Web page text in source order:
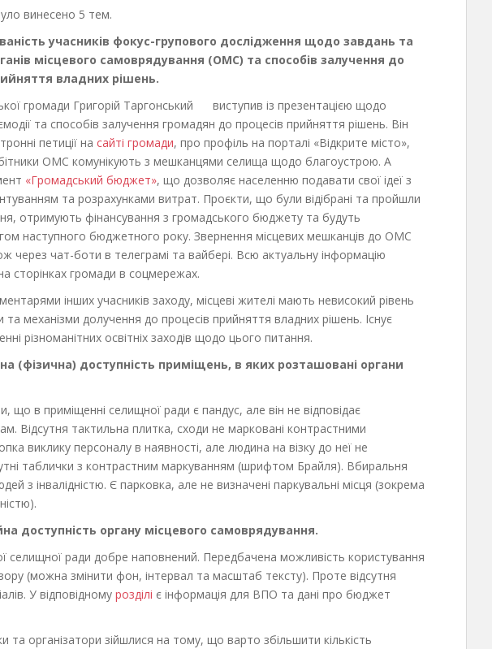
винесено 5 тем.
учасників фокус-групового дослідження щодо завдань та
місцевого самоврядування (ОМС) та способів залучення до
владних рішень.
громади Григорій Таргонський виступив із презентацією щодо
та способів залучення громадян до процесів прийняття рішень. Він
петиції на сайті громади, про профіль на порталі «Відкрите місто»,
ОМС комунікують з мешканцями селища щодо благоустрою. А
«Громадський бюджет», що дозволяє населенню подавати свої ідеї з
та розрахунками витрат. Проєкти, що були відібрані та пройшли
отримують фінансування з громадського бюджету та будуть
наступного бюджетного року. Звернення місцевих мешканців до ОМС
через чат-боти в телеграмі та вайбері. Всю актуальну інформацію
сторінках громади в соцмережах.
інших учасників заходу, місцеві жителі мають невисокий рівень
механізми долучення до процесів прийняття владних рішень. Існує
різноманітних освітніх заходів щодо цього питання.
(фізична) доступність приміщень, в яких розташовані органи
що в приміщенні селищної ради є пандус, але він не відповідає
Відсутня тактильна плитка, сходи не марковані контрастними
виклику персоналу в наявності, але людина на візку до неї не
таблички з контрастним маркуванням (шрифтом Брайля). Вбиральня
з інвалідністю. Є парковка, але не визначені паркувальні місця (зокрема
доступність органу місцевого самоврядування.
селищної ради добре наповнений. Передбачена можливість користування
(можна змінити фон, інтервал та масштаб тексту). Проте відсутня
У відповідному розділі є інформація для ВПО та дані про бюджет
та організатори зійшлися на тому, що варто збільшити кількість